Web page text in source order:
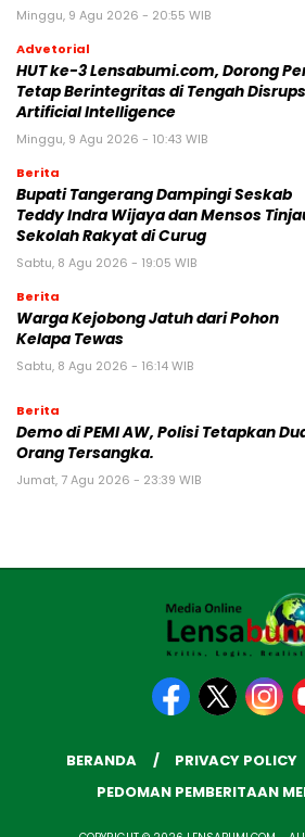
Minggu, 9 Agu 2026 - 20:55 WIB
Advetorial
HUT ke-3 Lensabumi.com, Dorong
Tetap Berintegritas di Tengah
Artificial Intelligence
Minggu, 9 Agu 2026 - 10:43 WIB
Berita
Bupati Tangerang Dampingi Seskab
Teddy Indra Wijaya dan Mensos
Sekolah Rakyat di Curug
Sabtu, 8 Agu 2026 - 19:05 WIB
Berita
Warga Kejobong Jatuh dari Pohon
Kelapa Tewas
Sabtu, 8 Agu 2026 - 16:14 WIB
Berita
Demo di PEMI AW, Polisi Tetapkan
Orang Tersangka.
Jumat, 7 Agu 2026 - 23:39 WIB
BERANDA PRIVACY POLICY
PEDOMAN PEMBERITAAN